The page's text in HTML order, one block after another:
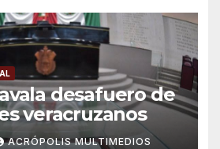
desafuero de
veracruzanos
ACRÓPOLIS MULTIMEDIOS